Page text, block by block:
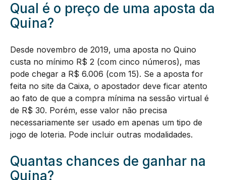
Qual é o preço de uma aposta da
Quina?
Desde novembro de 2019, uma aposta no Quino
custa no mínimo R$ 2 (com cinco números), mas
pode chegar a R$ 6.006 (com 15). Se a aposta for
feita no site da Caixa, o apostador deve ficar atento
ao fato de que a compra mínima na sessão virtual é
de R$ 30. Porém, esse valor não precisa
necessariamente ser usado em apenas um tipo de
jogo de loteria. Pode incluir outras modalidades.
Quantas chances de ganhar na
Quina?